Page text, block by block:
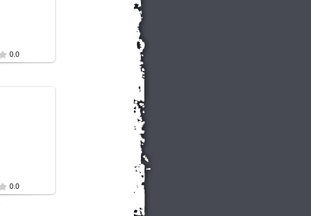
Кобелева
0.0
Кобелева
0.0